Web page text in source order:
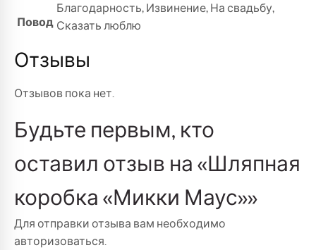
Повод
Благодарность,Извинение,На свадьбу,
Сказать люблю
Отзывы
Отзывов пока нет.
Будьте первым, кто
оставил отзыв на «Шляпная
коробка «Микки Маус»»
Для отправки отзыва вам необходимо
авторизоваться.